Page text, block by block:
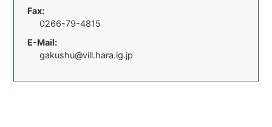
Fax:
0266-79-4815
E-Mail:
gakushu@vill.hara.lg.jp